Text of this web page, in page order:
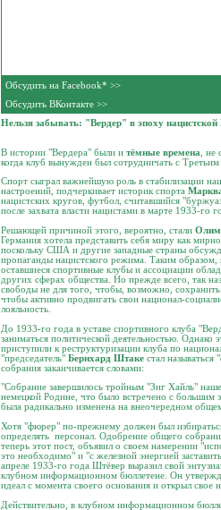
Обсудить на Facebook* >>
Обсудить ВКонтакте >>
Нельзя забывать: "Вердер" в эпоху нацистской
В истории "Вердера" были и тёмные времена ,
когда клуб вынужден был сотрудничать с Третьим
Спорт сыграл важнейшую роль в стабилизации
настроений, подчеркивает историк спорта
нацистских кругов, футбол, считавшийся
после захвата власти нацистами в марте 1933-го
Решающей причиной этого, вероятно, стали
Германия хотела представить себя миру как
поскольку США и другие западные страны
пропаганды нацистского режима. Таким образом,
оставшиеся спортивные клубы и ассоциации
других сферах общества. Но прежде всего, так
свободы не для того, чтобы, возможно, сохранить
чтобы активно продвигать свои национал-
лояльность.
До 1933-го года в уставе спортивного клуба
заниматься политической деятельностью.
приступили к реструктуризации клуба по
"председатель" Бернхард Штаке стал
собрания заканчивается словами:
"Собрание завершилось тройным "Зиг Хайль"
немецкой Родине, что было встречено с большим
была радикально изменена на внеочередном
Хотя "фюрер" по-прежнему должен был
определять персонал. Одобрение общего
теперь этот пост, объявил о своем намерении
это необходимо" и "с железной энергией
апреле 1933-го года Штёвер выразил свой
клубном информационном бюллетене. Он
идеал с момента своего основания и открыл свое
Действительно, в клубном информационном